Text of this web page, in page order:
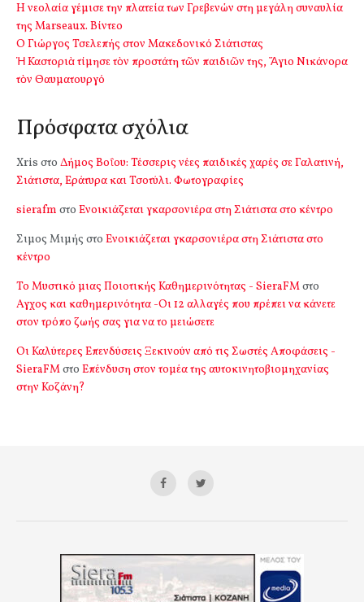
Η νεολαία γέμισε την πλατεία των Γρεβενών στη μεγάλη συναυλία
της Marseaux. Βίντεο
Ο Γιώργος Τσελεπής στον Μακεδονικό Σιάτιστας
Ἡ Καστοριὰ τίμησε τὸν προστάτη τῶν παιδιῶν της, Ἅγιο Νικάνορα
τὸν Θαυματουργό
Πρόσφατα σχόλια
Xris στο Δήμος Βοΐου: Τέσσερις νέες παιδικές χαρές σε Γαλατινή,
Σιάτιστα, Εράτυρα και Τσοτύλι. Φωτογραφίες
sierafm στο Ενοικιάζεται γκαρσονιέρα στη Σιάτιστα στο κέντρο
Σιμος Μιμής στο Ενοικιάζεται γκαρσονιέρα στη Σιάτιστα στο
κέντρο
Το Μυστικό μιας Ποιοτικής Καθημερινότητας - SieraFMστο
Αγχος και καθημερινότητα -Οι 12 αλλαγές που πρέπει να κάνετε
στον τρόπο ζωής σας για να το μειώσετε
Οι Καλύτερες Επενδύσεις Ξεκινούν από τις Σωστές Αποφάσεις -
SieraFMστο Επένδυση στον τομέα της αυτοκινητοβιομηχανίας
στην Κοζάνη?